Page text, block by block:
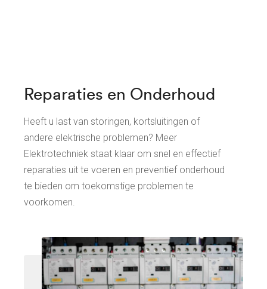
Reparaties en Onderhoud
Heeft u last van storingen, kortsluitingen of
andere elektrische problemen? Meer
Elektrotechniek staat klaar om snel en effectief
reparaties uit te voeren en preventief onderhoud
te bieden om toekomstige problemen te
voorkomen.